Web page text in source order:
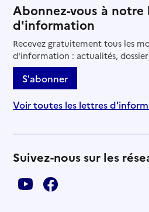
Abonnez-vous à
d'information
Recevez gratuitement tous les
d'information : actualités,
S'abonner
Voir toutes les lettres
Suivez-nous sur les